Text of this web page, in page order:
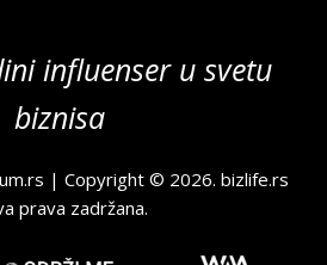
influenser u svetu
biznisa
| Copyright © 2026.bizlife.rs
prava zadržana.